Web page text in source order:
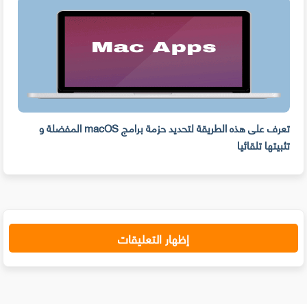
تعرف على هذه الطريقة لتحديد حزمة برامج macOS المفضلة و
تثبيتها تلقائيا
إظهار التعليقات